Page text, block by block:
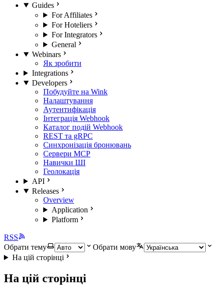
Guides
For Affiliates
For Hoteliers
For Integrators
General
Webinars
Як зробити
Integrations
Developers
Побудуйте на Wink
Налаштування
Аутентифікація
Інтеграція Webhook
Каталог подій Webhook
REST та gRPC
Синхронізація бронювань
Сервери MCP
Навички ШІ
Геолокація
API
Releases
Overview
Application
Platform
RSS
Обрати тему
Обрати мову
На цій сторінці
На цій сторінці